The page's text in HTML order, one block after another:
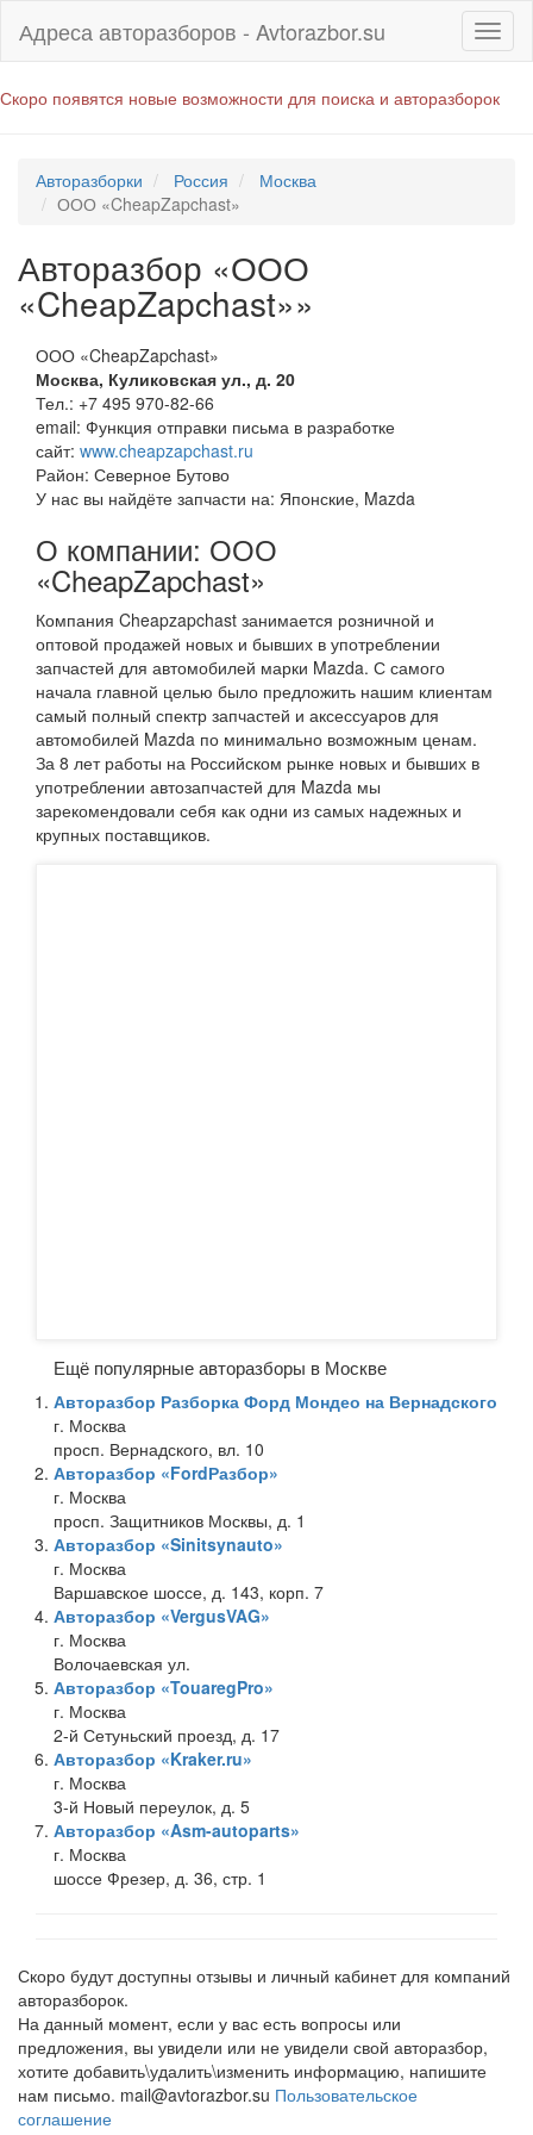
Адреса авторазборов - Avtorazbor.su
Скоро появятся новые возможности для поиска и авторазборок
Авторазборки Россия
Москва
ООО «CheapZapchast»
Авторазбор «ООО
«CheapZapchast»»
ООО «CheapZapchast»
Москва, Куликовская ул., д. 20
Тел.: +7 495 970-82-66
email: Функция отправки письма в разработке
сайт: www.cheapzapchast.ru
Район: Северное Бутово
У нас вы найдёте запчасти на: Японские, Mazda
О компании: ООО
«CheapZapchast»
Компания Cheapzapchast занимается розничной и
оптовой продажей новых и бывших в употреблении
запчастей для автомобилей марки Mazda. С самого
начала главной целью было предложить нашим клиентам
самый полный спектр запчастей и аксессуаров для
автомобилей Mazda по минимально возможным ценам.
За 8 лет работы на Российском рынке новых и бывших в
употреблении автозапчастей для Mazda мы
зарекомендовали себя как одни из самых надежных и
крупных поставщиков.
Ещё популярные авторазборы в Москве
Авторазбор Разборка Форд Мондео на Вернадского
г. Москва
просп. Вернадского, вл. 10
Авторазбор «FordРазбор»
г. Москва
просп. Защитников Москвы, д. 1
Авторазбор «Sinitsynauto»
г. Москва
Варшавское шоссе, д. 143, корп. 7
Авторазбор «VergusVAG»
г. Москва
Волочаевская ул.
Авторазбор «TouaregPro»
г. Москва
2-й Сетуньский проезд, д. 17
Авторазбор «Kraker.ru»
г. Москва
3-й Новый переулок, д. 5
Авторазбор «Asm-autoparts»
г. Москва
шоссе Фрезер, д. 36, стр. 1
Скоро будут доступны отзывы и личный кабинет для компаний
авторазборок.
На данный момент, если у вас есть вопросы или
предложения, вы увидели или не увидели свой авторазбор,
хотите добавить\удалить\изменить информацию, напишите
нам письмо. mail@avtorazbor.su Пользовательское
соглашение